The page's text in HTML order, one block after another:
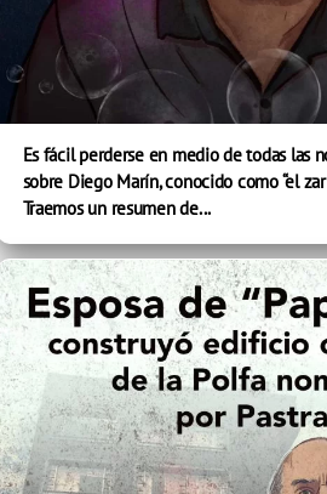
Es fácil perderse en medio de todas las
sobre Diego Marín, conocido como “el
Traemos un resumen de...